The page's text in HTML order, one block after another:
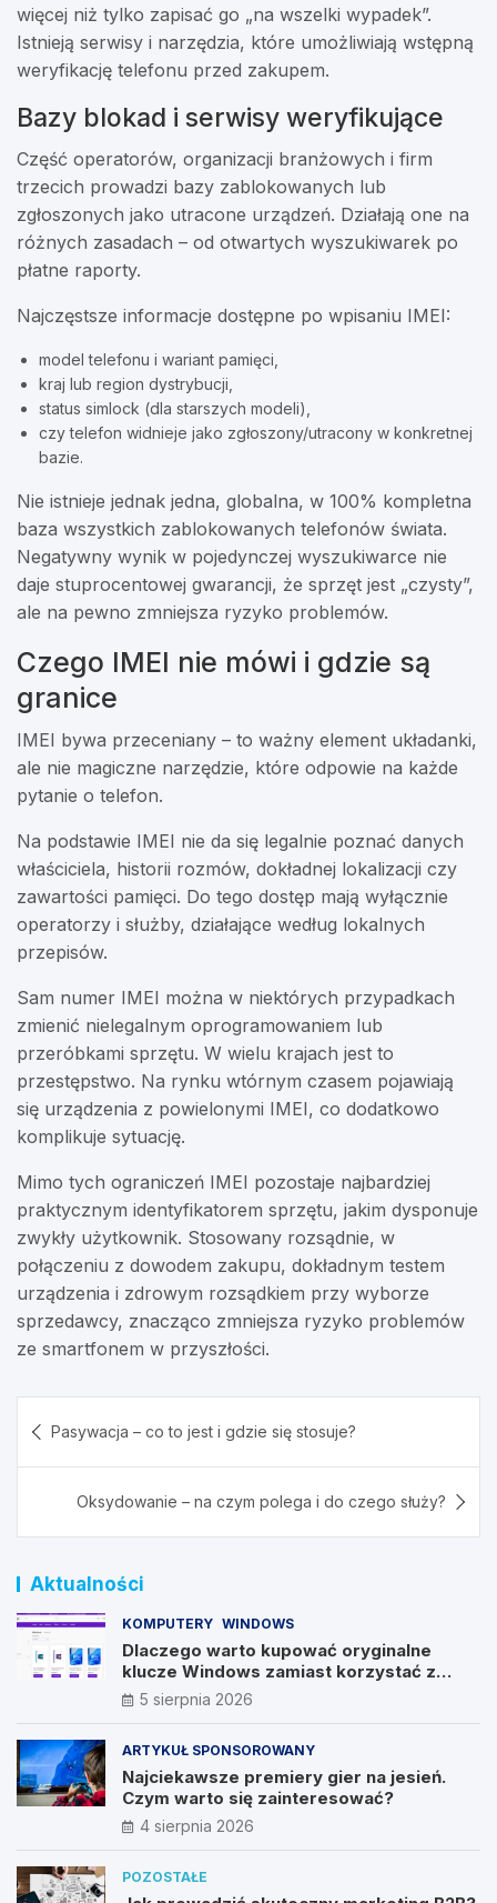
więcej niż tylko zapisać go „na wszelki wypadek”.
Istnieją serwisy i narzędzia, które umożliwiają wstępną
weryfikację telefonu przed zakupem.
Bazy blokad i serwisy weryfikujące
Część operatorów, organizacji branżowych i firm
trzecich prowadzi bazy zablokowanych lub
zgłoszonych jako utracone urządzeń. Działają one na
różnych zasadach – od otwartych wyszukiwarek po
płatne raporty.
Najczęstsze informacje dostępne po wpisaniu IMEI:
model telefonu i wariant pamięci,
kraj lub region dystrybucji,
status simlock (dla starszych modeli),
czy telefon widnieje jako zgłoszony/utracony w konkretnej
bazie.
Nie istnieje jednak jedna, globalna, w 100% kompletna
baza wszystkich zablokowanych telefonów świata.
Negatywny wynik w pojedynczej wyszukiwarce nie
daje stuprocentowej gwarancji, że sprzęt jest „czysty”,
ale na pewno zmniejsza ryzyko problemów.
Czego IMEI nie mówi i gdzie są
granice
IMEI bywa przeceniany – to ważny element układanki,
ale nie magiczne narzędzie, które odpowie na każde
pytanie o telefon.
Na podstawie IMEI nie da się legalnie poznać danych
właściciela, historii rozmów, dokładnej lokalizacji czy
zawartości pamięci. Do tego dostęp mają wyłącznie
operatorzy i służby, działające według lokalnych
przepisów.
Sam numer IMEI można w niektórych przypadkach
zmienić nielegalnym oprogramowaniem lub
przeróbkami sprzętu. W wielu krajach jest to
przestępstwo. Na rynku wtórnym czasem pojawiają
się urządzenia z powielonymi IMEI, co dodatkowo
komplikuje sytuację.
Mimo tych ograniczeń IMEI pozostaje najbardziej
praktycznym identyfikatorem sprzętu, jakim dysponuje
zwykły użytkownik. Stosowany rozsądnie, w
połączeniu z dowodem zakupu, dokładnym testem
urządzenia i zdrowym rozsądkiem przy wyborze
sprzedawcy, znacząco zmniejsza ryzyko problemów
ze smartfonem w przyszłości.
wpisu
Pasywacja – co to jest i gdzie się stosuje?
Oksydowanie – na czym polega i do czego służy?
Aktualności
KOMPUTERY WINDOWS
Dlaczego warto kupować oryginalne
klucze Windows zamiast korzystać z
nieautoryzowanych źródeł?
5 sierpnia 2026
ARTYKUŁ SPONSOROWANY
Najciekawsze premiery gier na jesień.
Czym warto się zainteresować?
4 sierpnia 2026
POZOSTAŁE